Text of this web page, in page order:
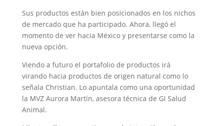
Sus productos están bien posicionados en los nichos
de mercado que ha participado. Ahora, llegó el
momento de ver hacia México y presentarse como la
nueva opción.
Viendo a futuro el portafolio de productos irá
virando hacia productos de origen natural como lo
señala Christian. Lo apuntala como una oportunidad
la MVZ Aurora Martín, asesora técnica de GI Salud
Animal.